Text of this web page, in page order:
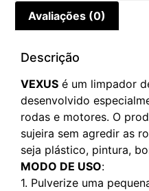
Avaliações (0)
Descrição
VEXUS é um limpador
desenvolvido
rodas e motores. O
sujeira sem agredir as
seja plástico, pintura,
MODO DE USO:
1. Pulverize uma